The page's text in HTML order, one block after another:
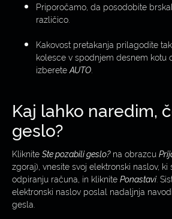
Priporočamo, da posodobite
različico.
Kakovost pretakanja prilagodite
kolesce v spodnjem desnem kotu
izberete AUTO
Kaj lahko naredim,
geslo?
Kliknite Ste pozabili geslo?na obrazcu
zgoraj), vnesite svoj elektronski naslov,
odpiranju računa, in kliknite Ponastavi.
elektronski naslov poslal nadaljnja
gesla.